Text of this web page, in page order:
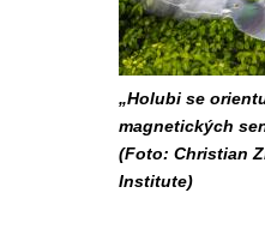
„Holubi se
magnetických
(Foto: Christian
Institute)